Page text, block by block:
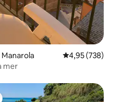
Évaluation
4,95 (738)
mer